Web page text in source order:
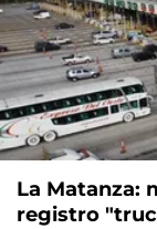
La Matanza:
registro